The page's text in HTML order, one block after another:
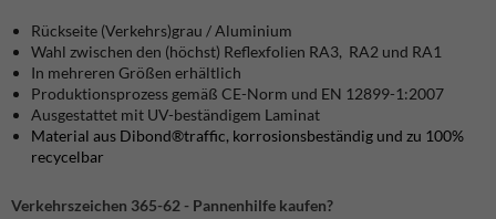
Rückseite (Verkehrs)grau / Aluminium
Wahl zwischen den (höchst) Reflexfolien RA3, RA2 und RA1
In mehreren Größen erhältlich
Produktionsprozess gemäß CE-Norm und EN 12899-1:2007
Ausgestattet mit UV-beständigem Laminat
Material aus Dibond®traffic, korrosionsbeständig und zu 100%
recycelbar
Verkehrszeichen 365-62 - Pannenhilfe kaufen?